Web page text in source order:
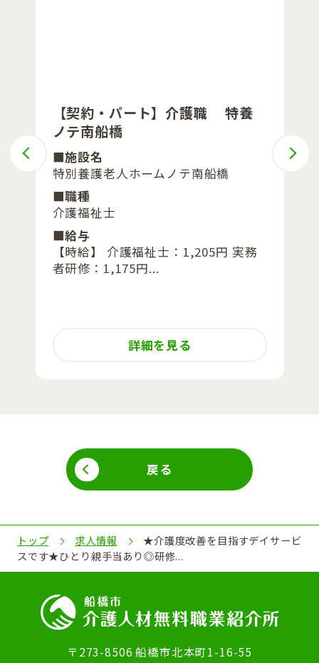
【契約・パート】介護職 特養
ノテ南船橋
■施設名
特別養護老人ホームノテ南船橋
■職種
介護福祉士
■給与
【時給】 介護福祉士：1,205円 実務
者研修：1,175円...
詳細を見る
戻る
トップ 求人情報
★介護度改善を目指すデイサービ
スです★ひとり親手当あり◎研修...
〒273-8506 船橋市北本町1-16-55